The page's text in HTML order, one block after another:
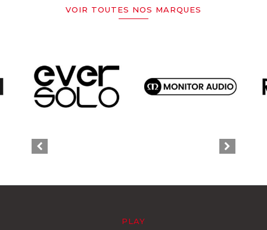
VOIR TOUTES NOS MARQUES
PLAY